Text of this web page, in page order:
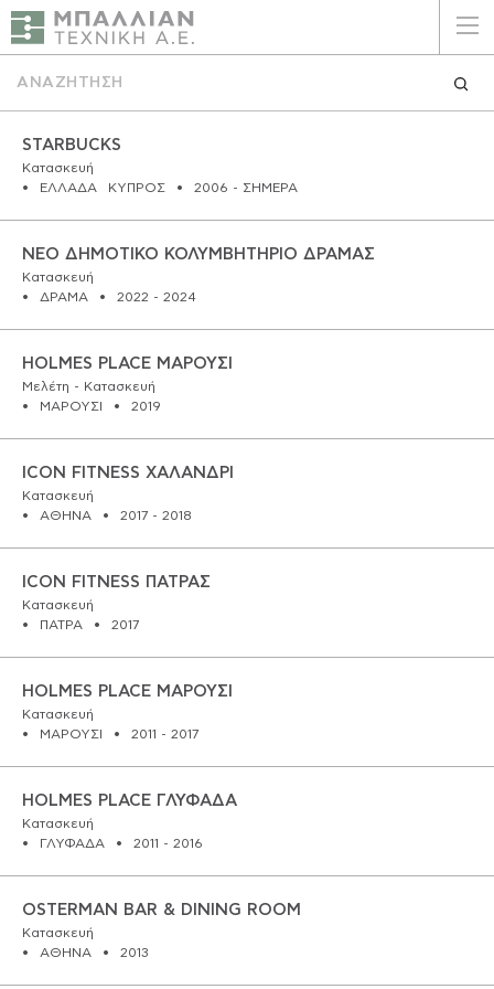
Η ΕΤΑΙΡΕΙΑ
ΥΠΗΡΕΣΙΕΣ
ΠΛΕΟΝΕΚΤΗΜΑΤΑ
STARBUCKS
Κατασκευή
ΕΛΛΑΔΑ
ΚΥΠΡΟΣ 2006 - ΣΗΜΕΡΑ
ΝΕΟ ΔΗΜΟΤΙΚΟ ΚΟΛΥΜΒΗΤΗΡΙΟ ΔΡΑΜΑΣ
Κατασκευή
ΔΡΑΜΑ
2022 - 2024
HOLMES PLACE ΜΑΡΟΥΣΙ
Μελέτη - Κατασκευή
ΜΑΡΟΥΣΙ
2019
ICON FITNESS ΧΑΛΑΝΔΡΙ
Κατασκευή
ΑΘΗΝΑ
2017 - 2018
ICON FITNESS ΠΑΤΡΑΣ
Κατασκευή
ΠΑΤΡΑ
2017
HOLMES PLACE ΜΑΡΟΥΣΙ
Κατασκευή
ΜΑΡΟΥΣΙ
2011 - 2017
HOLMES PLACE ΓΛΥΦΑΔΑ
Κατασκευή
ΓΛΥΦΑΔΑ
2011 - 2016
OSTERMAN BAR & DINING ROOM
Κατασκευή
ΑΘΗΝΑ
2013